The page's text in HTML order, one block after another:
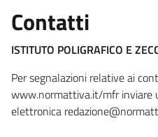
Contatti
ISTITUTO POLIGRAFICO E
Per segnalazioni relative ai
www.normattiva.it/mfr inviare
elettronica redazione@nor